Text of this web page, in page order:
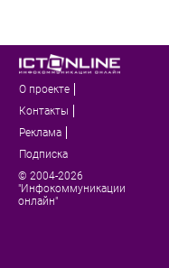
О проекте
Контакты
Реклама
Подписка
© 2004-2026
"Инфокоммуникации
онлайн"